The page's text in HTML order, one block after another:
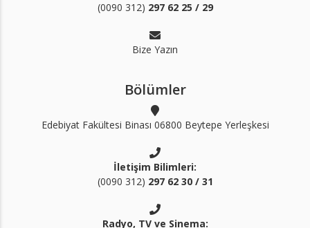
(0090 312) 297 62 25 / 29
Bize Yazın
Bölümler
Edebiyat Fakültesi Binası 06800 Beytepe Yerleşkesi
İletişim Bilimleri:
(0090 312) 297 62 30 / 31
Radyo, TV ve Sinema: